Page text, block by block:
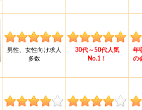
男性、女性向け求人
多数
30代～50代人気
No.1！
年
の